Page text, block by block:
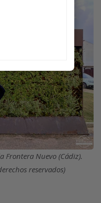
Frontera Nuevo (Cádiz).
reservados)